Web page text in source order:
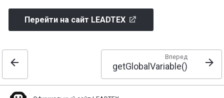
а
Перейти на сайт LEADTEX
Вперед
getGlobalVariable()